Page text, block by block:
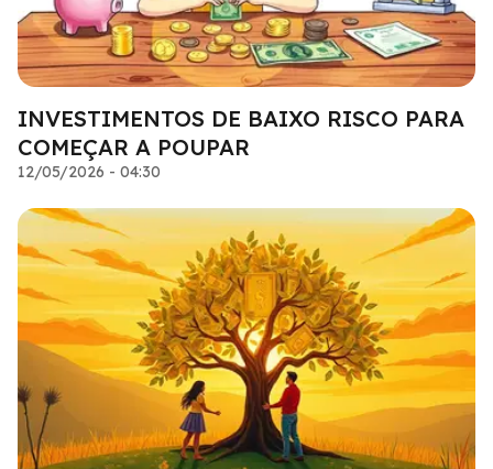
INVESTIMENTOS DE BAIXO RISCO PARA
COMEÇAR A POUPAR
12/05/2026 - 04:30